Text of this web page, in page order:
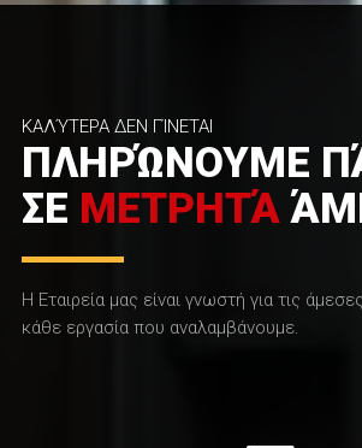
ΚΑΛΎΤΕΡΑ ΔΕΝ ΓΊΝΕΤΑΙ
ΠΛΗΡΏΝΟΥΜΕ
ΣΕ ΜΕΤΡΗΤΆ
Η Εταιρεία μας είναι γνωστή για τις
κάθε εργασία που αναλαμβάνουμε.